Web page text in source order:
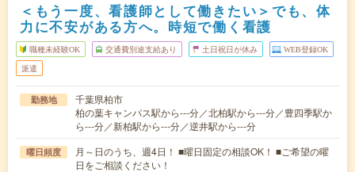
＜もう一度、看護師として働きたい＞でも、体
力に不安がある方へ。時短で働く看護
職種未経験OK 交通費別途支給あり 土日祝日が休み WEB登録OK
派遣
勤務地
千葉県柏市
柏の葉キャンパス駅から---分／北柏駅から---分／豊四季駅か
ら---分／新柏駅から---分／逆井駅から---分
曜日頻度
月～日のうち、週4日！ ■曜日固定の相談OK！ ■ご希望の曜
日をご相談ください！